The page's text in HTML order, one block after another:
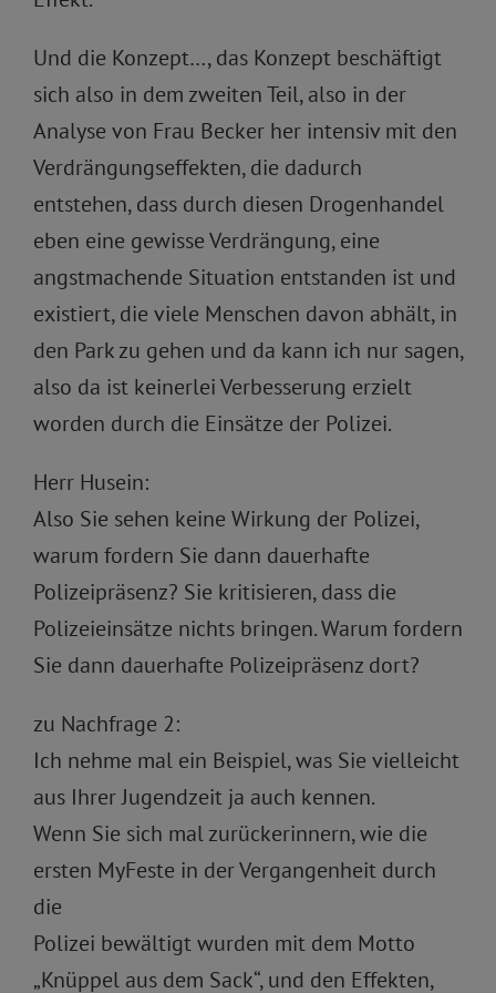
Und die Konzept…, das Konzept beschäftigt
sich also in dem zweiten Teil, also in der
Analyse von Frau Becker her intensiv mit den
Verdrängungseffekten, die dadurch
entstehen, dass durch diesen Drogenhandel
eben eine gewisse Verdrängung, eine
angstmachende Situation entstanden ist und
existiert, die viele Menschen davon abhält, in
den Park zu gehen und da kann ich nur sagen,
also da ist keinerlei Verbesserung erzielt
worden durch die Einsätze der Polizei.
Herr Husein:
Also Sie sehen keine Wirkung der Polizei,
warum fordern Sie dann dauerhafte
Polizeipräsenz? Sie kritisieren, dass die
Polizeieinsätze nichts bringen. Warum fordern
Sie dann dauerhafte Polizeipräsenz dort?
zu Nachfrage 2:
Ich nehme mal ein Beispiel, was Sie vielleicht
aus Ihrer Jugendzeit ja auch kennen.
Wenn Sie sich mal zurückerinnern, wie die
ersten MyFeste in der Vergangenheit durch
die
Polizei bewältigt wurden mit dem Motto
„Knüppel aus dem Sack“, und den Effekten,